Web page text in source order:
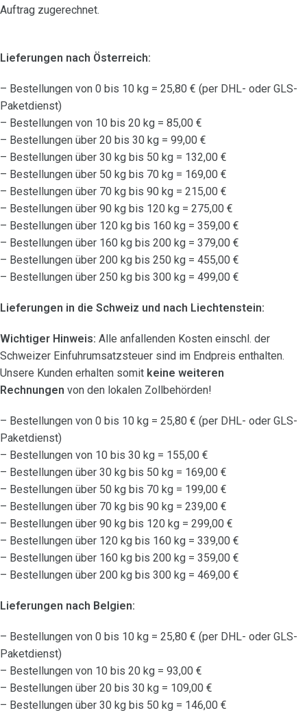
Auftrag zugerechnet.
Lieferungen nach Österreich:
– Bestellungen von 0 bis 10 kg = 25,80 € (per DHL- oder GLS-
Paketdienst)
– Bestellungen von 10 bis 20 kg = 85,00 €
– Bestellungen über 20 bis 30 kg = 99,00 €
– Bestellungen über 30 kg bis 50 kg = 132,00 €
– Bestellungen über 50 kg bis 70 kg = 169,00 €
– Bestellungen über 70 kg bis 90 kg = 215,00 €
– Bestellungen über 90 kg bis 120 kg = 275,00 €
– Bestellungen über 120 kg bis 160 kg = 359,00 €
– Bestellungen über 160 kg bis 200 kg = 379,00 €
– Bestellungen über 200 kg bis 250 kg = 455,00 €
– Bestellungen über 250 kg bis 300 kg = 499,00 €
Lieferungen in die Schweiz und nach Liechtenstein:
Wichtiger Hinweis: Alle anfallenden Kosten einschl. der
Schweizer Einfuhrumsatzsteuer sind im Endpreis enthalten.
Unsere Kunden erhalten somit keine weiteren
Rechnungen von den lokalen Zollbehörden!
– Bestellungen von 0 bis 10 kg = 25,80 € (per DHL- oder GLS-
Paketdienst)
– Bestellungen von 10 bis 30 kg = 155,00 €
– Bestellungen über 30 kg bis 50 kg = 169,00 €
– Bestellungen über 50 kg bis 70 kg = 199,00 €
– Bestellungen über 70 kg bis 90 kg = 239,00 €
– Bestellungen über 90 kg bis 120 kg = 299,00 €
– Bestellungen über 120 kg bis 160 kg = 339,00 €
– Bestellungen über 160 kg bis 200 kg = 359,00 €
– Bestellungen über 200 kg bis 300 kg = 469,00 €
Lieferungen nach Belgien:
– Bestellungen von 0 bis 10 kg = 25,80 € (per DHL- oder GLS-
Paketdienst)
– Bestellungen von 10 bis 20 kg = 93,00 €
– Bestellungen über 20 bis 30 kg = 109,00 €
– Bestellungen über 30 kg bis 50 kg = 146,00 €